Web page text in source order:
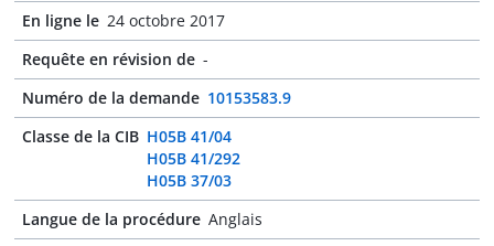
En ligne le 24 octobre 2017
Requête en révision de -
Numéro de la demande 10153583.9
Classe de la CIB H05B 41/04
H05B 41/292
H05B 37/03
Langue de la procédure Anglais